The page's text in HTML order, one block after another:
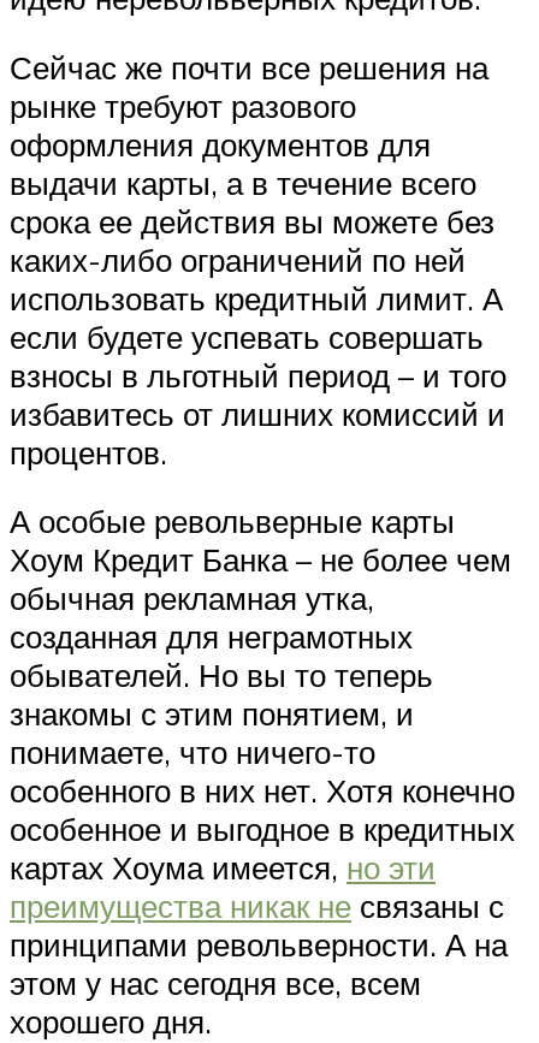
Сейчас же почти все решения на
рынке требуют разового
оформления документов для
выдачи карты, а в течение всего
срока ее действия вы можете без
каких-либо ограничений по ней
использовать кредитный лимит. А
если будете успевать совершать
взносы в льготный период – и того
избавитесь от лишних комиссий и
процентов.
А особые револьверные карты
Хоум Кредит Банка – не более чем
обычная рекламная утка,
созданная для неграмотных
обывателей. Но вы то теперь
знакомы с этим понятием, и
понимаете, что ничего-то
особенного в них нет. Хотя конечно
особенное и выгодное в кредитных
картах Хоума имеется, но эти
преимущества никак не связаны с
принципами револьверности. А на
этом у нас сегодня все, всем
хорошего дня.